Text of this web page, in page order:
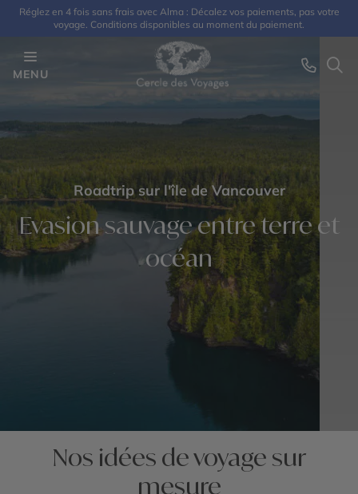
Réglez en 4 fois sans frais avec Alma : Décalez vos paiements, pas votre
voyage. Conditions disponibles au moment du paiement.
MENU
Roadtrip sur l'île de Vancouver
Evasion sauvage entre terre et
océan
Nos idées de voyage sur
mesure